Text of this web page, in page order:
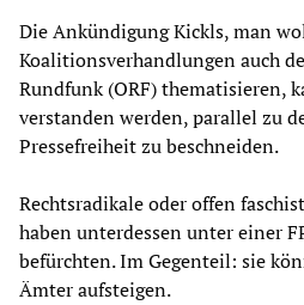
Die Ankündigung Kickls, man
Koalitionsverhandlungen auch
Rundfunk (ORF) thematisieren,
verstanden werden, parallel zu
Pressefreiheit zu beschneiden.
Rechtsradikale oder offen
haben unterdessen unter einer
befürchten. Im Gegenteil: sie
Ämter aufsteigen.